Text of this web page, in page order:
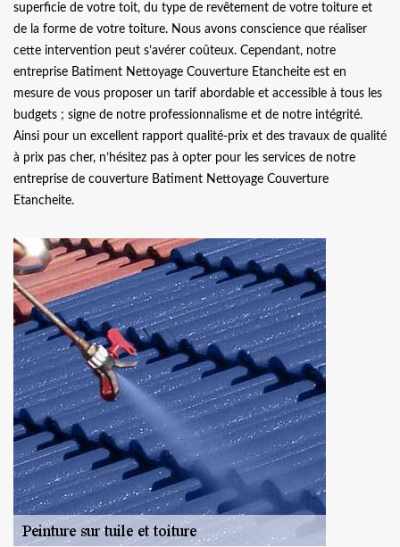
superficie de votre toit, du type de revêtement de votre toiture et
de la forme de votre toiture. Nous avons conscience que réaliser
cette intervention peut s’avérer coûteux. Cependant, notre
entreprise Batiment Nettoyage Couverture Etancheite est en
mesure de vous proposer un tarif abordable et accessible à tous les
budgets ; signe de notre professionnalisme et de notre intégrité.
Ainsi pour un excellent rapport qualité-prix et des travaux de qualité
à prix pas cher, n’hésitez pas à opter pour les services de notre
entreprise de couverture Batiment Nettoyage Couverture
Etancheite.